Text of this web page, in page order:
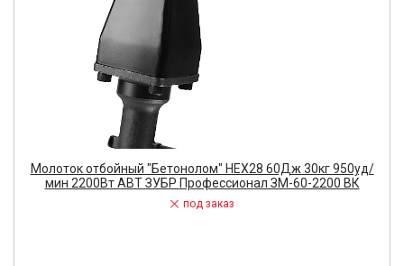
Молоток отбойный ″Бетонолом″ HEX28 60Дж 30кг 950уд/
мин 2200Вт АВТ ЗУБР Профессионал ЗМ-60-2200 ВК
под заказ